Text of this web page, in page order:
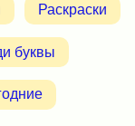
Раскраски
буквы